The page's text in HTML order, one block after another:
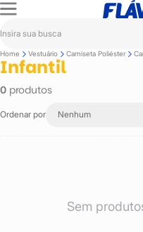
Home Vestuário Camiseta Poliéster
Infantil
0produtos
Ordenar por Nenhum
Sem